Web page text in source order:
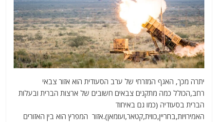
יתרה מכך, האגף המזרחי של ערב הסעודית הוא אזור צבאי
רחב,הכולל כמה מתקנים צבאים חשובים של ארצות הברית ובעלות
הברית בסעודיה (כמו גם באיחוד
האמירויות,בחריין,כווית,קטאר,ועומאן).אזור המפרץ הוא בין האזורים